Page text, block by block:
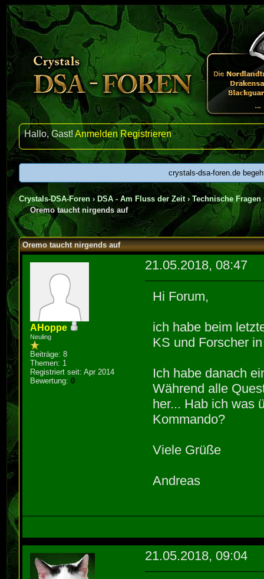
Hallo, Gast!Anmelden Registrieren
crystals-dsa-foren.de
Crystals-DSA-Foren › DSA - Am Fluss der Zeit›Technische
Oremo taucht nirgends auf
Oremo taucht nirgends auf
AHoppe
Neuling
Beiträge: 8
Themen: 1
Registriert seit: Apr 2014
Bewertung:0
21.05.2018, 08:47
Hi Forum,
ich habe beim
KS und Forscher
Ich habe danach
Während alle
her... Hab ich was
Kommando?
Viele Grüße
Andreas
21.05.2018, 09:04